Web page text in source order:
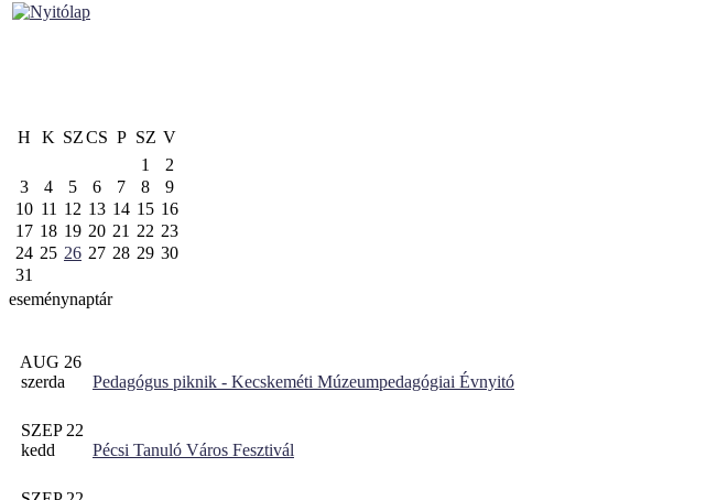
H K SZCS P SZ V
1
2
3
4 5 6 7 8
9
10 11 12 13 14 15 16
17 18 19 20 21 22 23
24 25 26 27 28 29 30
31
eseménynaptár
AUG 26
szerda
Pedagógus piknik - Kecskeméti Múzeumpedagógiai Évnyitó
SZEP 22
kedd
Pécsi Tanuló Város Fesztivál